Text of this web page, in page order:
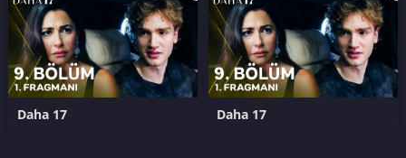
Daha 17 Daha 17